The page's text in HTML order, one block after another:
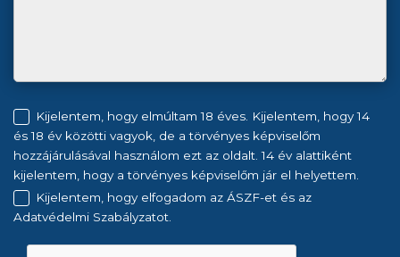
Kijelentem, hogy elmúltam 18 éves. Kijelentem, hogy 14
és 18 év közötti vagyok, de a törvényes képviselőm
hozzájárulásával használom ezt az oldalt. 14 év alattiként
kijelentem, hogy a törvényes képviselőm jár el helyettem.
Kijelentem, hogy elfogadom az ÁSZF-et és az
Adatvédelmi Szabályzatot.